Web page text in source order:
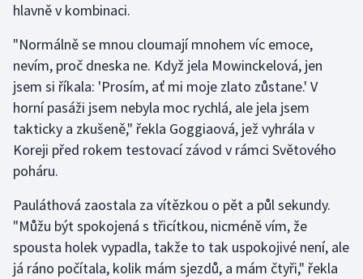
hlavně v kombinaci.
"Normálně se mnou cloumají mnohem víc emoce,
nevím, proč dneska ne. Když jela Mowinckelová, jen
jsem si říkala: 'Prosím, ať mi moje zlato zůstane.' V
horní pasáži jsem nebyla moc rychlá, ale jela jsem
takticky a zkušeně," řekla Goggiaová, jež vyhrála v
Koreji před rokem testovací závod v rámci Světového
poháru.
Pauláthová zaostala za vítězkou o pět a půl sekundy.
"Můžu být spokojená s třicítkou, nicméně vím, že
spousta holek vypadla, takže to tak uspokojivé není, ale
já ráno počítala, kolik mám sjezdů, a mám čtyři," řekla